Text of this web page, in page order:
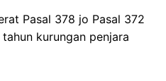
Pasal 378 jo Pasal 372
kurungan penjara